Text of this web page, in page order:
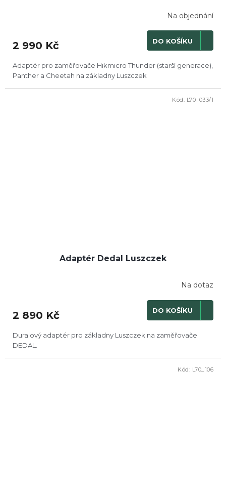
Na objednání
2 990 Kč DO KOŠÍKU
Adaptér pro zaměřovače Hikmicro Thunder (starší generace),
Panther a Cheetah na základny Luszczek
Adaptér Dedal Luszczek
Na dotaz
2 890 Kč DO KOŠÍKU
Duralový adaptér pro základny Luszczek na zaměřovače
DEDAL.
Kód: L70_033/1
Kód: L70_106